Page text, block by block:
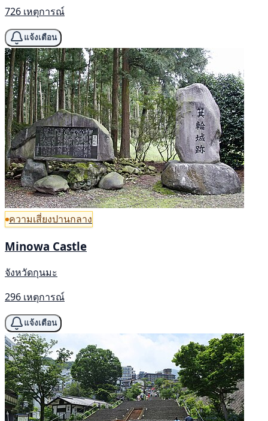
726 เหตุการณ์
แจ้งเตือน
ความเสี่ยงปานกลาง
Minowa Castle
จังหวัดกุนมะ
296 เหตุการณ์
แจ้งเตือน